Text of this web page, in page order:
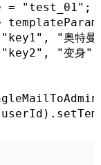
// 邮件
"奥特
"变身